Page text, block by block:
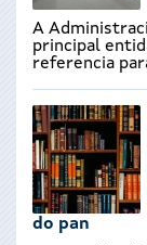
A
principal
referencia
do pan